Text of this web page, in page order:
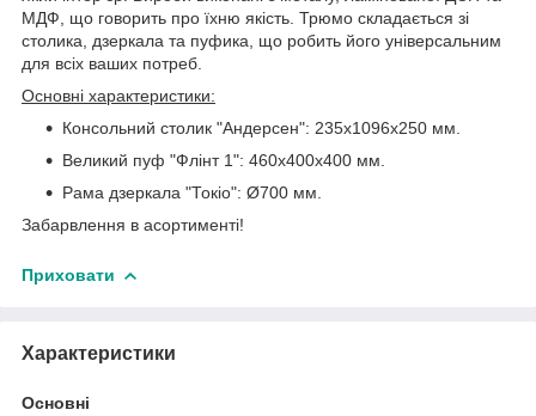
МДФ, що говорить про їхню якість. Трюмо складається зі
столика, дзеркала та пуфика, що робить його універсальним
для всіх ваших потреб.
Основні характеристики:
Консольний столик "Андерсен": 235х1096х250 мм.
Великий пуф "Флінт 1": 460х400х400 мм.
Рама дзеркала "Токіо": Ø700 мм.
Забарвлення в асортименті!
Приховати
Характеристики
Основні